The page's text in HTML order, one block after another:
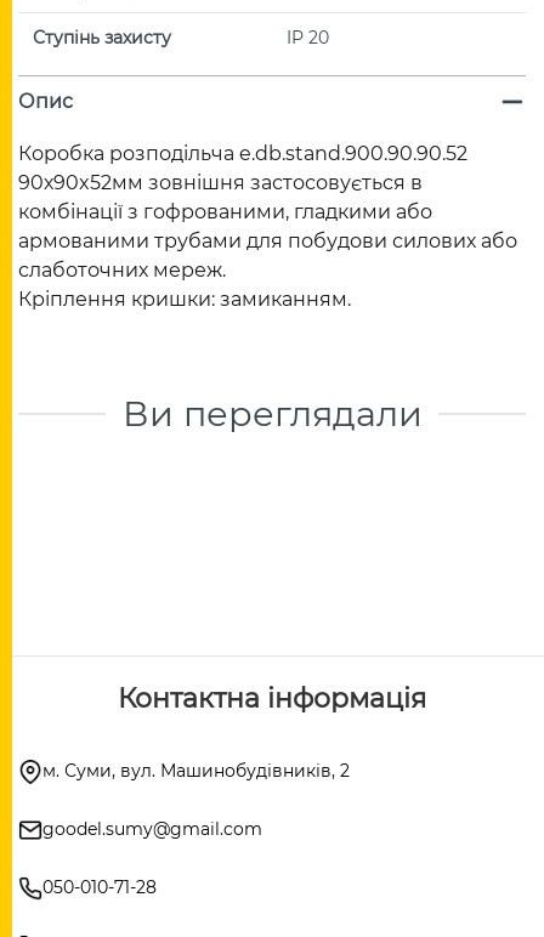
Ступінь захисту IP 20
Опис
Коробка розподільча e.db.stand.900.90.90.52
90х90x52мм зовнішня застосовується в
комбінації з гофрованими, гладкими або
армованими трубами для побудови силових або
слаботочних мереж.
Кріплення кришки: замиканням.
Ви переглядали
Контактна інформація
м. Суми, вул. Машинобудівників, 2
goodel.sumy@gmail.com
050-010-71-28